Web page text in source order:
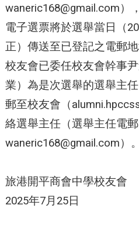
waneric168@gmail.com）
電子選票將於選舉當日（
正）傳送至已登記之電郵地
校友會已委任校友會幹事
業）為是次選舉的選舉主
郵至校友會（
絡選舉主任（選舉主任電郵
waneric168@gmail.com）。
旅港開平商會中學校友會
2025年7月25日